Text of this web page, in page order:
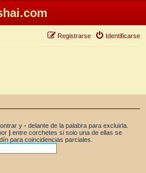
Identificarse
Registrarse
y - delante de la palabra para excluirla.
| entre corchetes si solo una de ellas se
para coincidencias parciales.